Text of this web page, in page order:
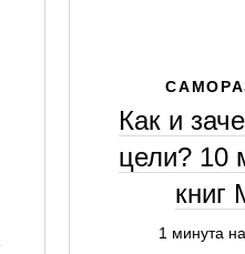
Как и
цели? 10
1 минута